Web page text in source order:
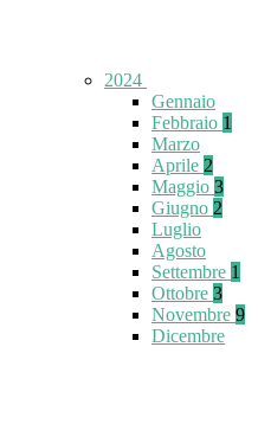
2024
Gennaio
Febbraio 1
Marzo
Aprile 2
Maggio 3
Giugno 2
Luglio
Agosto
Settembre 1
Ottobre 3
Novembre 9
Dicembre